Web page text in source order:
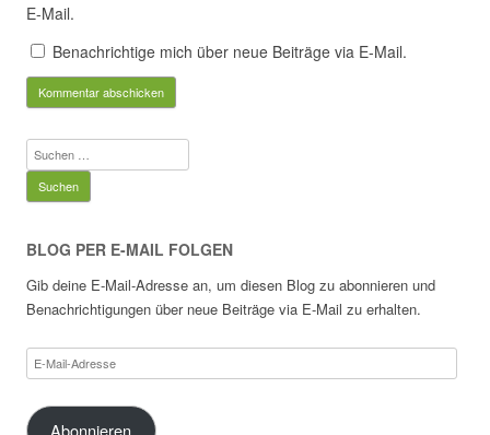
E-Mail.
Benachrichtige mich über neue Beiträge via E-Mail.
Suchen
nach:
BLOG PER E-MAIL FOLGEN
Gib deine E-Mail-Adresse an, um diesen Blog zu abonnieren und
Benachrichtigungen über neue Beiträge via E-Mail zu erhalten.
E-
Mail-
Adresse
Abonnieren